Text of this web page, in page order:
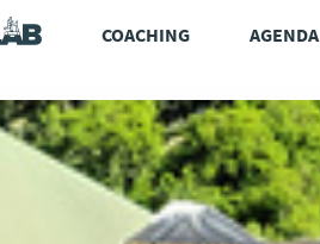
COACHING AGENDA